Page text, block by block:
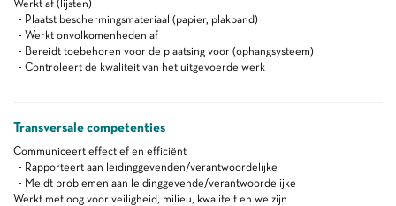
Werkt af (lijsten)
- Plaatst beschermingsmateriaal (papier, plakband)
- Werkt onvolkomenheden af
- Bereidt toebehoren voor de plaatsing voor (ophangsysteem)
- Controleert de kwaliteit van het uitgevoerde werk
Transversale competenties
Communiceert effectief en efficiënt
- Rapporteert aan leidinggevenden/verantwoordelijke
- Meldt problemen aan leidinggevende/verantwoordelijke
Werkt met oog voor veiligheid, milieu, kwaliteit en welzijn